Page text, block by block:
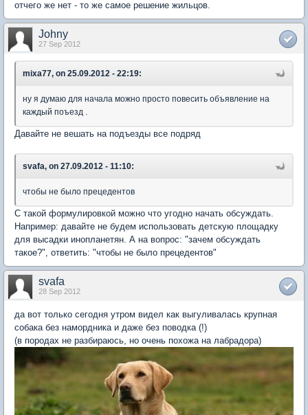
отчего же нет - то же самое решение жильцов.
Johny
27 Sep 2012
mixa77, on 25.09.2012 - 22:19:
ну я думаю для начала можно просто повесить объявление на
каждый поъезд .
Давайте не вешать на подъезды все подряд
svafa, on 27.09.2012 - 11:10:
чтобы не было прецедентов
С такой формулировкой можно что угодно начать обсуждать.
Например: давайте не будем использовать детскую площадку
для высадки инопланетян. А на вопрос: "зачем обсуждать
такое?", ответить: "чтобы не было прецедентов"
svafa
28 Sep 2012
да вот только сегодня утром видел как выгуливалась крупная
собака без намордника и даже без поводка (!)
(в породах не разбираюсь, но очень похожа на лабрадора)